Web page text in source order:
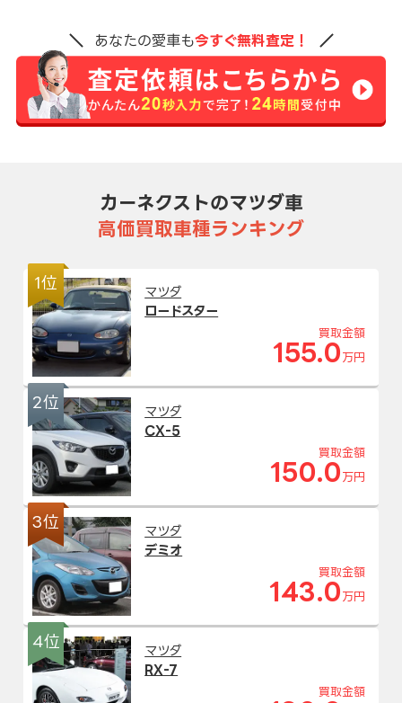
あなたの愛車も今すぐ無料査定！
カーネクストのマツダ車
高価買取車種ランキング
1位
マツダ
ロードスター
買取金額
155.0 万円
2位
マツダ
CX-5
買取金額
150.0 万円
3位
マツダ
デミオ
買取金額
143.0 万円
4位
マツダ
RX-7
買取金額